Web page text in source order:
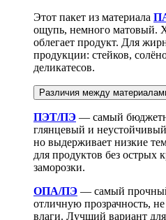
Этот пакет из материала
ощупь, немного матовый.
облегает продукт. Для
продукции: стейков,
деликатесов.
Различия между
ПЭТ/ПЭ — самый
глянцевый и
но выдерживает низкие
для продуктов без острых
заморозки.
ОПА/ПЭ — самый
отличную прозрачность,
влаги. Лучший вариант